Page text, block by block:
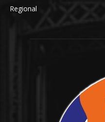
Regional